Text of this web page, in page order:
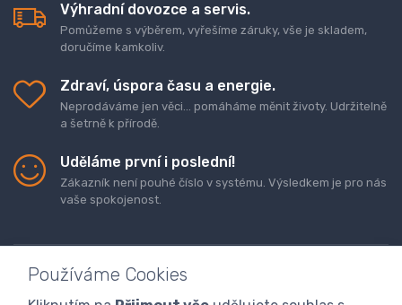
Výhradní dovozce a servis.
Pomůžeme s výběrem, vyřešíme záruky, vše je skladem,
doručíme kamkoliv.
Zdraví, úspora času a energie.
Neprodáváme jen věci... pomáháme měnit životy. Udržitelně
a šetrně k přírodě.
Uděláme první i poslední!
Zákazník není pouhé číslo v systému. Výsledkem je pro nás
vaše spokojenost.
Používáme Cookies